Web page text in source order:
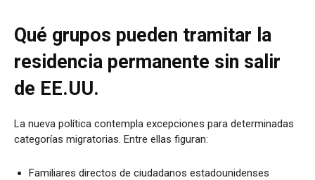
Qué grupos pueden tramitar la
residencia permanente sin salir
de EE.UU.
La nueva política contempla excepciones para determinadas
categorías migratorias. Entre ellas figuran:
Familiares directos de ciudadanos estadounidenses